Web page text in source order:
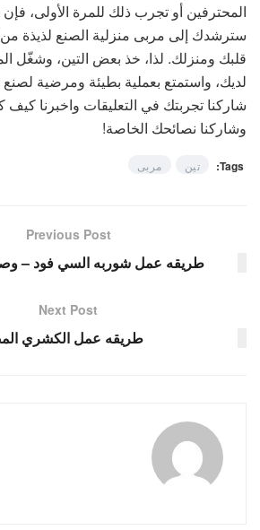
المحترفين أو تجرب ذلك للمرة الأولى،
سترشدك إلى مربى منزلية الصنع لذيذة من
قلبك ومنزلك. لذا، خذ بعض التين، وشغّل
لديك، واستمتع بعملية بطيئة ومرضية
شاركنا تجربتك في التعليقات واخبرنا كيف
وشاركنا نصائحك الخاصة!
Tags: تين مربى
Previous Post
طريقه عمل شوربه السي فود –
Next Post
طريقه عمل الكشري